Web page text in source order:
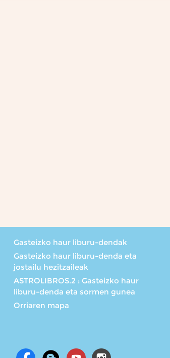
Gasteizko haur liburu-dendak
Gasteizko haur liburu-denda eta
jostailu hezitzaileak
ASTROLIBROS.2 : Gasteizko haur
liburu-denda eta sormen gunea
Orriaren mapa